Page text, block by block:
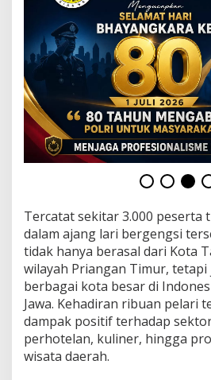
f
M
a
r
a
t
h
o
n
2
0
i
i
k
u
t
i
R
i
b
Tercatat sekitar 3.000 peserta
dalam ajang lari bergengsi
tidak hanya berasal dari Kota
wilayah Priangan Timur,
berbagai kota besar di
Jawa. Kehadiran ribuan pelari
dampak positif terhadap
perhotelan, kuliner, hingga
wisata daerah.